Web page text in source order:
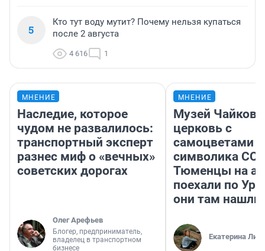
5
Кто тут воду мутит? Почему нельзя купаться
после 2 августа
4 616 1
МНЕНИЕ
Наследие, которое
чудом не развалилось:
транспортный эксперт
разнес миф о «вечных»
советских дорогах
Олег Арефьев
Блогер, предприниматель,
владелец в транспортном
бизнесе
МНЕНИЕ
Музей
церковь с
самоцветами
символика
Тюменцы на
поехали по
они там нашли
Екатерина